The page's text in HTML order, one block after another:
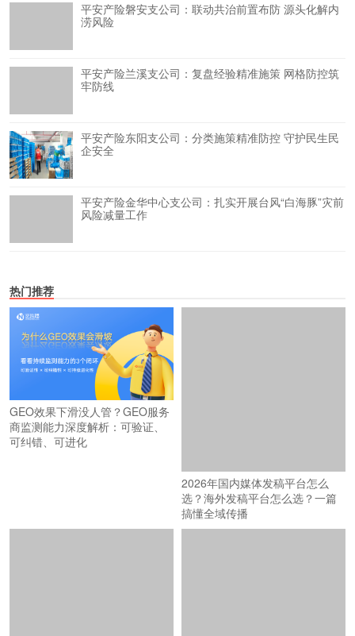
平安产险磐安支公司：联动共治前置布防 源头化解内
涝风险
平安产险兰溪支公司：复盘经验精准施策 网格防控筑
牢防线
平安产险东阳支公司：分类施策精准防控 守护民生民
企安全
平安产险金华中心支公司：扎实开展台风“白海豚”灾前
风险减量工作
热门推荐
GEO效果下滑没人管？GEO服务
商监测能力深度解析：可验证、
可纠错、可进化